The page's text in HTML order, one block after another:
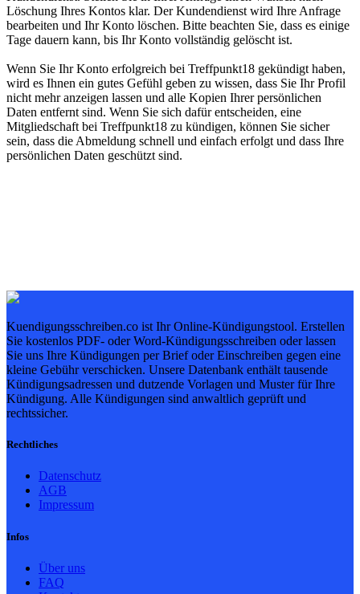
Löschung Ihres Kontos klar. Der Kundendienst wird Ihre Anfrage
bearbeiten und Ihr Konto löschen. Bitte beachten Sie, dass es einige
Tage dauern kann, bis Ihr Konto vollständig gelöscht ist.
Wenn Sie Ihr Konto erfolgreich bei Treffpunkt18 gekündigt haben,
wird es Ihnen ein gutes Gefühl geben zu wissen, dass Sie Ihr Profil
nicht mehr anzeigen lassen und alle Kopien Ihrer persönlichen
Daten entfernt sind. Wenn Sie sich dafür entscheiden, eine
Mitgliedschaft bei Treffpunkt18 zu kündigen, können Sie sicher
sein, dass die Abmeldung schnell und einfach erfolgt und dass Ihre
persönlichen Daten geschützt sind.
Kuendigungsschreiben.co ist Ihr Online-Kündigungstool. Erstellen
Sie kostenlos PDF- oder Word-Kündigungsschreiben oder lassen
Sie uns Ihre Kündigungen per Brief oder Einschreiben gegen eine
kleine Gebühr verschicken. Unsere Datenbank enthält tausende
Kündigungsadressen und dutzende Vorlagen und Muster für Ihre
Kündigung. Alle Kündigungen sind anwaltlich geprüft und
rechtssicher.
Rechtliches
Datenschutz
AGB
Impressum
Infos
Über uns
FAQ